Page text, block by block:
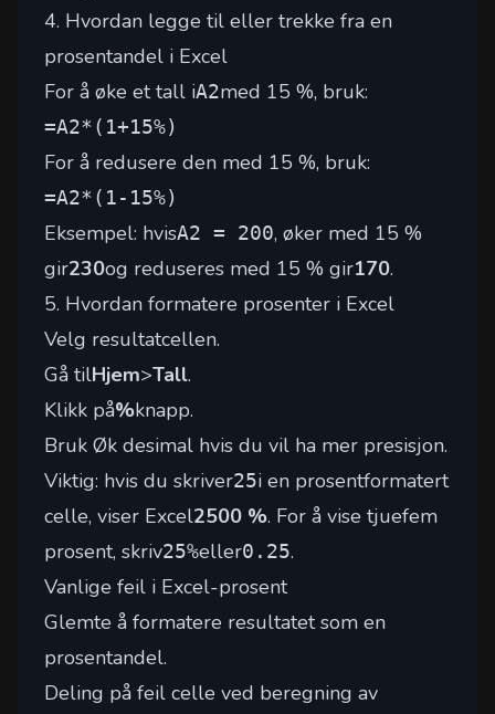
4. Hvordan legge til eller trekke fra en
prosentandel i Excel
For å øke et tall iA2med 15 %, bruk:
=A2*(1+15%)
For å redusere den med 15 %, bruk:
=A2*(1-15%)
Eksempel: hvisA2 = 200, øker med 15 %
gir230og reduseres med 15 % gir170.
5. Hvordan formatere prosenter i Excel
Velg resultatcellen.
Gå tilHjem>Tall.
Klikk på%knapp.
Bruk Øk desimal hvis du vil ha mer presisjon.
Viktig: hvis du skriver25i en prosentformatert
celle, viser Excel2500 %. For å vise tjuefem
prosent, skriv25%eller0.25.
Vanlige feil i Excel-prosent
Glemte å formatere resultatet som en
prosentandel.
Deling på feil celle ved beregning av